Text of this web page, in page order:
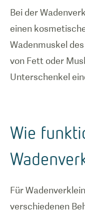
Bei der
einen
Wadenmuskel
von Fett oder
Unterschenkel
Wie
Für
verschiedenen